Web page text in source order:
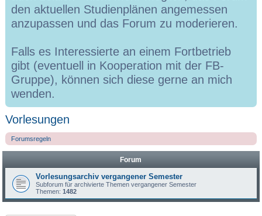
den aktuellen Studienplänen angemessen
anzupassen und das Forum zu moderieren.
Falls es Interessierte an einem Fortbetrieb
gibt (eventuell in Kooperation mit der FB-
Gruppe), können sich diese gerne an mich
wenden.
Vorlesungen
Forumsregeln
Forum
Vorlesungsarchiv vergangener Semester
Subforum für archivierte Themen vergangener Semester
Themen:1482